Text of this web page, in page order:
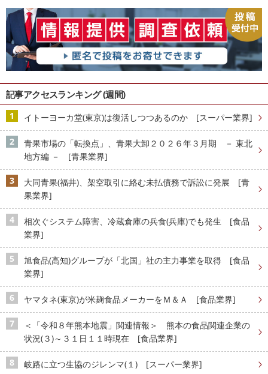
記事アクセスランキング (週間)
イトーヨーカ堂(東京)は復活しつつあるのか [スーパー業界]
青果市場の「転換点」、青果大卸２０２６年３月期 － 東北
地方編 － [青果業界]
大同青果(福井)、架空取引に絡む未払債務で訴訟に発展 [青
果業界]
相次ぐシステム障害、冷蔵倉庫の兵食(兵庫)でも発生 [食品
業界]
旭食品(高知)グループが「北国」社の主力事業を取得 [食品
業界]
ヤマタネ(東京)が米麹食品メーカーをＭ＆Ａ [食品業界]
＜「令和８年熊本地震」関連情報＞ 熊本の食品関連企業の
状況(３)～３１日１１時現在 [食品業界]
岐路に立つ生協のジレンマ(１) [スーパー業界]